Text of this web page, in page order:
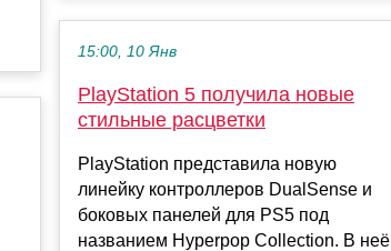
15:00, 10 Янв
PlayStation 5 получила новые
стильные расцветки
PlayStation представила новую
линейку контроллеров DualSense и
боковых панелей для PS5 под
названием Hyperpop Collection. В неё